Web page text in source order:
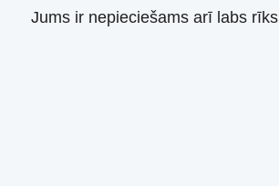
Jums ir nepieciešams arī labs rīks